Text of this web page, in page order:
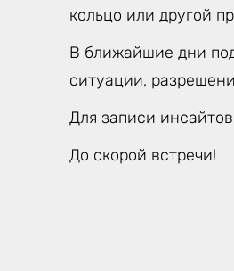
кольцо или другой
В ближайшие дни
ситуации,
Для записи
До скорой встречи!